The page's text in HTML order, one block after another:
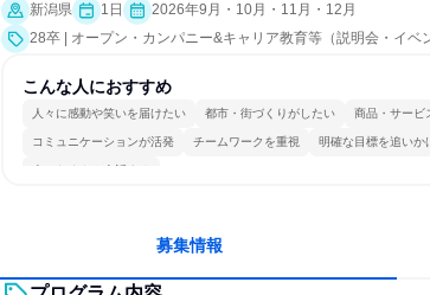
新潟県 1日
2026年9月・10月・11月・12月
28卒 | オープン・カンパニー&キャリア教育等（説明会・イ
こんな人におすすめ
人々に感動や笑いを届けたい 都市・街づくりがしたい 商品・サービ
コミュニケーションが活発 チームワークを重視 明確な目標を追いか
人とたくさん会話する
募集情報